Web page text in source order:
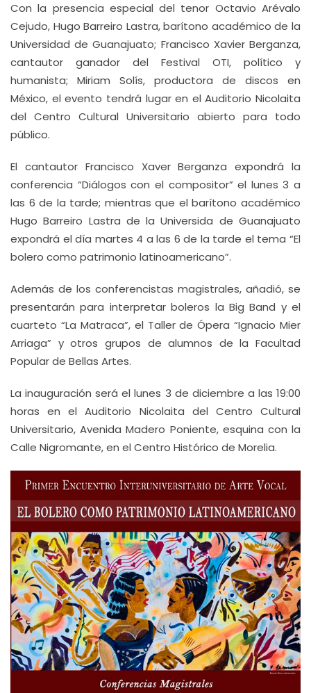
Con la presencia especial del tenor Octavio Arévalo
Cejudo, Hugo Barreiro Lastra, barítono académico de la
Universidad de Guanajuato; Francisco Xavier Berganza,
cantautor ganador del Festival OTI, político y
humanista; Miriam Solís, productora de discos en
México, el evento tendrá lugar en el Auditorio Nicolaita
del Centro Cultural Universitario abierto para todo
público.
El cantautor Francisco Xaver Berganza expondrá la
conferencia “Diálogos con el compositor” el lunes 3 a
las 6 de la tarde; mientras que el barítono académico
Hugo Barreiro Lastra de la Universida de Guanajuato
expondrá el día martes 4 a las 6 de la tarde el tema “El
bolero como patrimonio latinoamericano”.
Además de los conferencistas magistrales, añadió, se
presentarán para interpretar boleros la Big Band y el
cuarteto “La Matraca”, el Taller de Ópera “Ignacio Mier
Arriaga” y otros grupos de alumnos de la Facultad
Popular de Bellas Artes.
La inauguración será el lunes 3 de diciembre a las 19:00
horas en el Auditorio Nicolaita del Centro Cultural
Universitario, Avenida Madero Poniente, esquina con la
Calle Nigromante, en el Centro Histórico de Morelia.